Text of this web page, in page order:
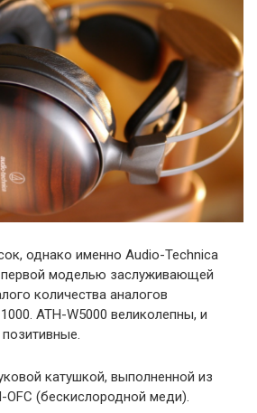
однако именно Audio-Technica
первой моделью заслуживающей
количества аналогов
ATH-W5000 великолепны, и
катушкой, выполненной из
OFC (бескислородной меди).